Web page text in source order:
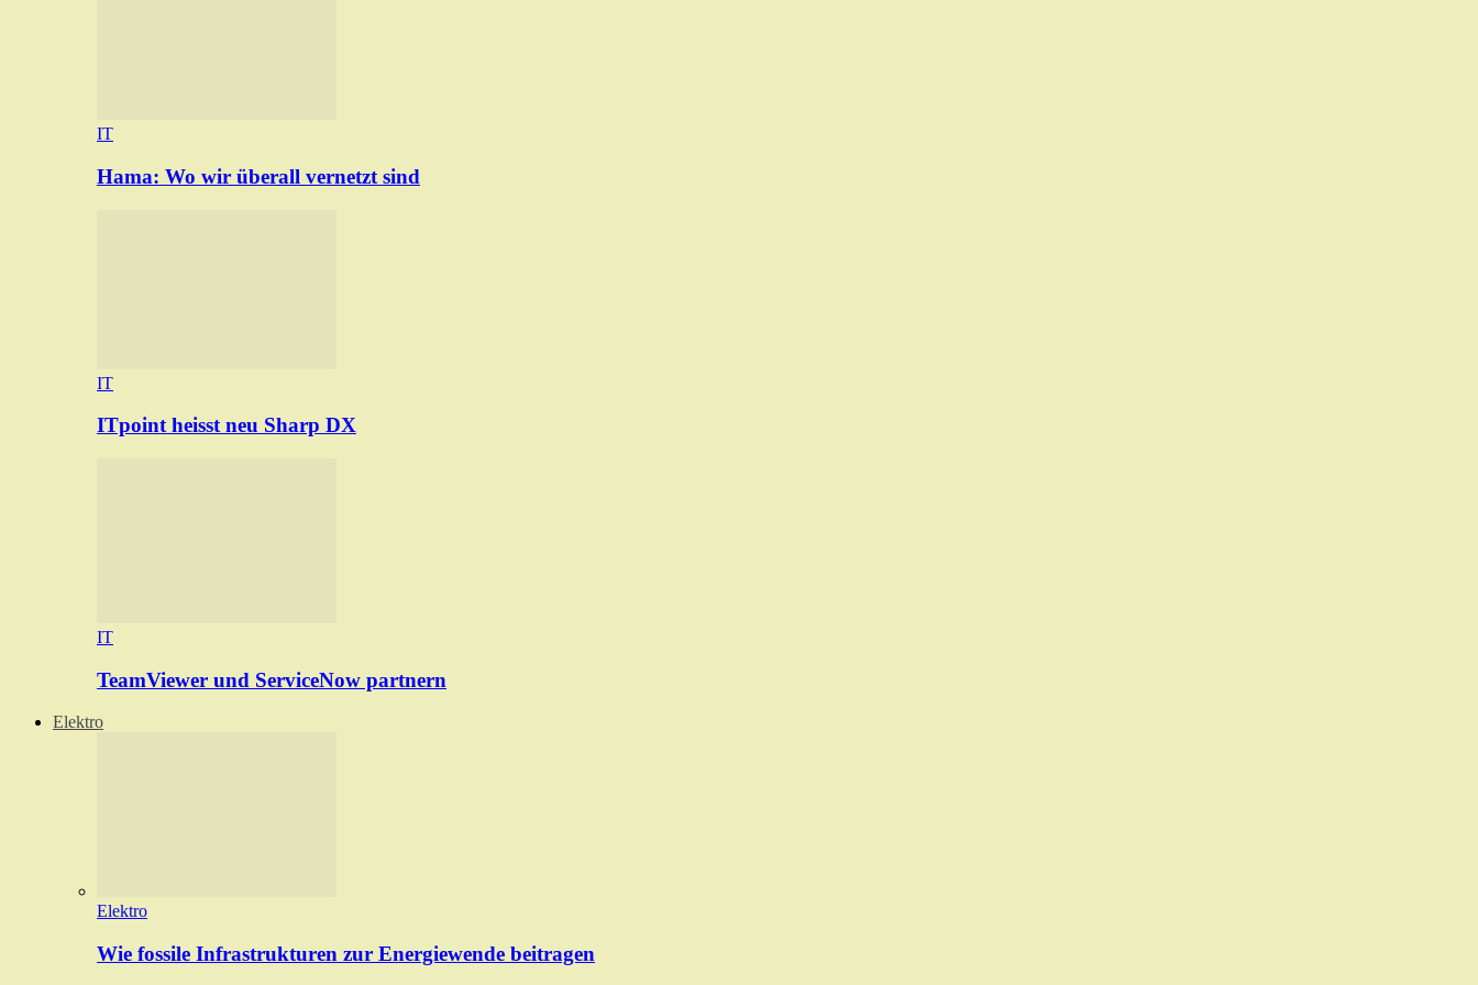
IT
Hama: Wo wir überall vernetzt sind
IT
ITpoint heisst neu Sharp DX
IT
TeamViewer und ServiceNow partnern
Elektro
Elektro
Wie fossile Infrastrukturen zur Energiewende beitragen